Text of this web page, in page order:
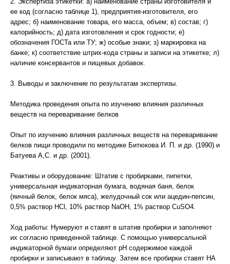
ее код (согласно таблице 1), предприятия-изготовителя, его
адрес; б) наименование товара, его масса, объем; в) состав; г)
калорийность; д) дата изготовления и срок годности; е)
обозначения ГОСТа или ТУ; ж) особые знаки; з) маркировка на
банке; к) соответствие штрих-кода страны и записи на этикетке; л)
наличие консервантов и пищевых добавок.
3. Выводы и заключение по результатам экспертизы.
Методика проведения опыта по изучению влияния различных
веществ на переваривание белков
Опыт по изучению влияния различных веществ на переваривание
белков пищи проводили по методике Битюкова И. П. и др. (1990) и
Батуева А,С. и др. (2001).
Реактивы и оборудование: Штатив с пробирками, пипетки,
универсальная индикаторная бумага, водяная баня, белок
(яичный белок, белок мяса), желудочный сок или ацедин-пепсин,
0,5% раствор HCl, 10% раствор NaOH, 1% раствор CuSO4.
Ход работы: Нумеруют и ставят в штатив пробирки и заполняют
их согласно приведенной таблице. С помощью универсальной
индикаторной бумаги определяют рН содержимое каждой
пробирки и записывают в таблицу. Затем все пробирки ставят НА